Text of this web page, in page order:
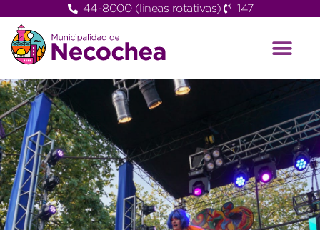
44-8000 (lineas rotativas) 147